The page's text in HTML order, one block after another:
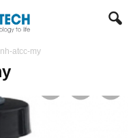
atcc-my